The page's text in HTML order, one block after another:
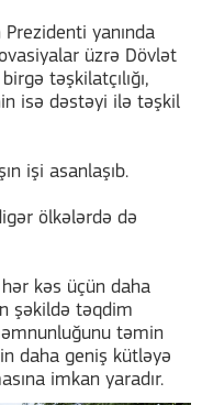
Prezidenti yanında
üzrə Dövlət
təşkilatçılığı,
isə dəstəyi ilə təşkil
işi asanlaşıb.
ölkələrdə də
kəs üçün daha
şəkildə təqdim
təmin
daha geniş kütləyə
imkan yaradır.